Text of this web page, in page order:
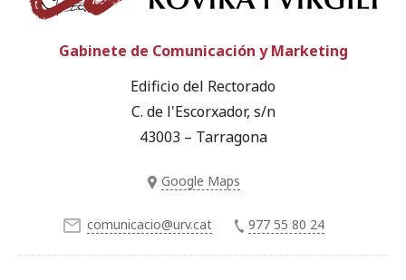
Gabinete de Comunicación y Marketing
Edificio del Rectorado
C. de l'Escorxador, s/n
43003 – Tarragona
Google Maps
comunicacio@urv.cat 977 55 80 24